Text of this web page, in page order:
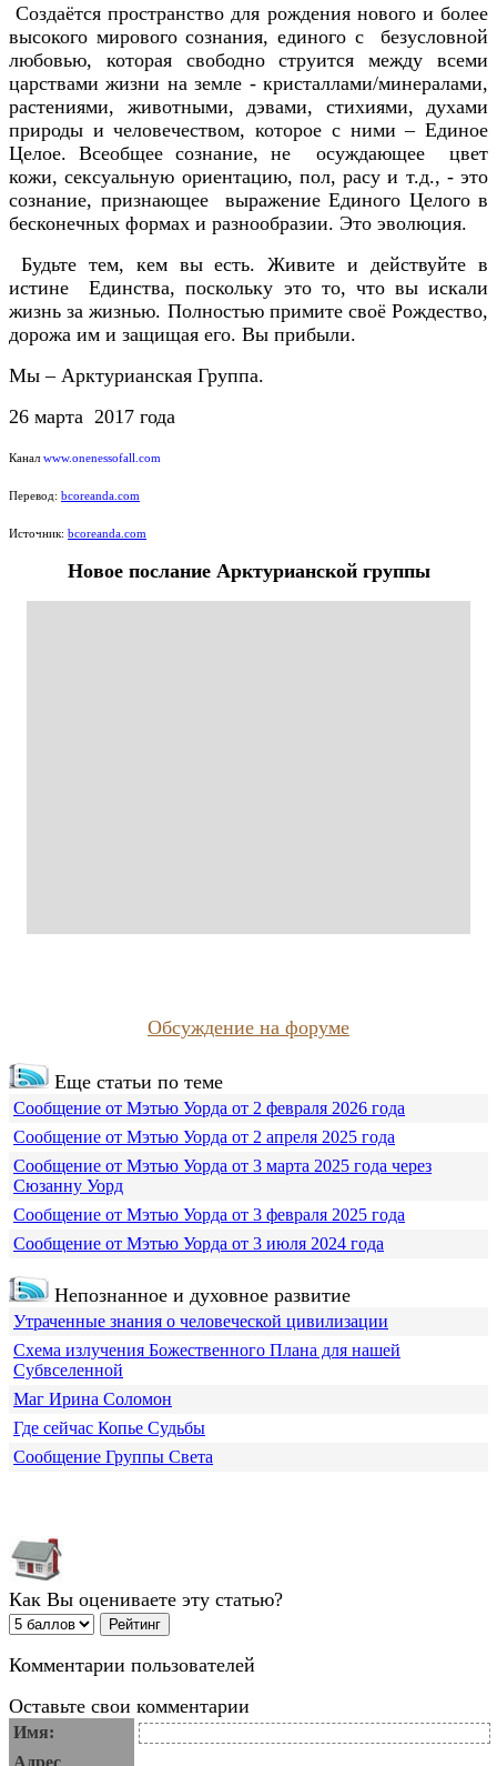
Создаётся пространство для рождения нового и более
высокого мирового сознания, единого с безусловной
любовью, которая свободно струится между всеми
царствами жизни на земле - кристаллами/минералами,
растениями, животными, дэвами, стихиями, духами
природы и человечеством, которое с ними – Единое
Целое. Всеобщее сознание, не осуждающее цвет
кожи, сексуальную ориентацию, пол, расу и т.д., - это
сознание, признающее выражение Единого Целого в
бесконечных формах и разнообразии. Это эволюция.
Будьте тем, кем вы есть. Живите и действуйте в
истине Единства, поскольку это то, что вы искали
жизнь за жизнью. Полностью примите своё Рождество,
дорожа им и защищая его. Вы прибыли.
Мы – Арктурианская Группа.
26 марта 2017 года
Канал www.onenessofall.com
Перевод: bcoreanda.com
Источник: bcoreanda.com
Новое послание Арктурианской группы
Обсуждение на форуме
Еще статьи по теме
Сообщение от Мэтью Уорда от 2 февраля 2026 года
Сообщение от Мэтью Уорда от 2 апреля 2025 года
Сообщение от Мэтью Уорда от 3 марта 2025 года через
Сюзанну Уорд
Сообщение от Мэтью Уорда от 3 февраля 2025 года
Сообщение от Мэтью Уорда от 3 июля 2024 года
Непознанное и духовное развитие
Утраченные знания о человеческой цивилизации
Схема излучения Божественного Плана для нашей
Субвселенной
Маг Ирина Соломон
Где сейчас Копье Судьбы
Сообщение Группы Света
Как Вы оцениваете эту статью?
Комментарии пользователей
Оставьте свои комментарии
Имя:
Адрес